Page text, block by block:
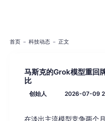
首页 科技动态 正文
马斯克的Grok模型重回
比
创始人 2026-07-09
在淡出主流模型竞争两个